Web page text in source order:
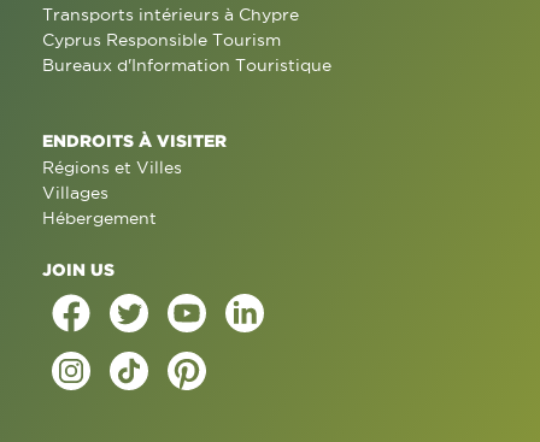
Transports intérieurs à Chypre
Cyprus Responsible Tourism
Bureaux d'Information Touristique
ENDROITS À VISITER
Régions et Villes
Villages
Hébergement
JOIN US